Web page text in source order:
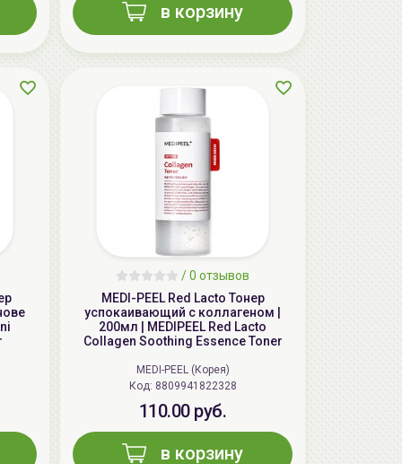
в корзину
/0 отзывов
MEDI-PEEL Red Lacto Тонер
успокаивающий с коллагеном |
200мл | MEDIPEEL Red Lacto
Collagen Soothing Essence Toner
MEDI-PEEL (Корея)
Код: 8809941822328
110.00 руб.
в корзину